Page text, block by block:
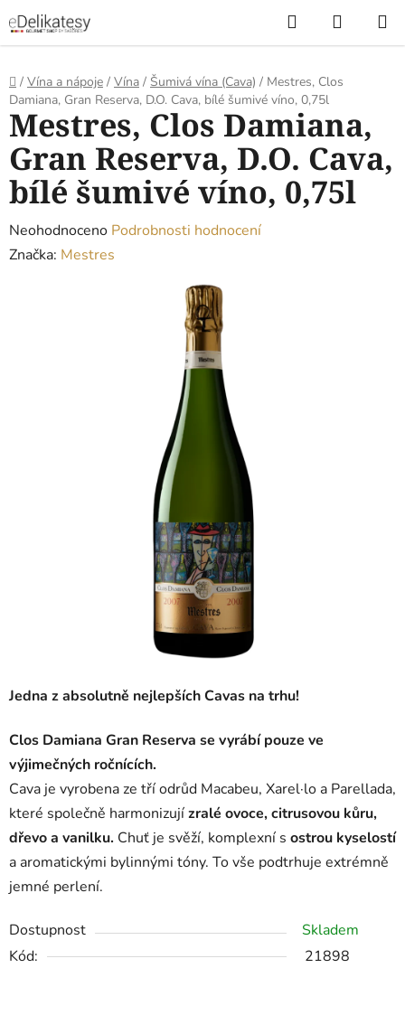
na
obsah
Hledat
KOŠÍK
Domů
/ Vína a nápoje / Vína / Šumivá vína (Cava) / Mestres, Clos
Damiana, Gran Reserva, D.O. Cava, bílé šumivé víno, 0,75l
Jedna z absolutně nejlepších Cavas na trhu!
Clos Damiana Gran Reserva se vyrábí pouze ve
výjimečných ročnících.
Cava je vyrobena ze tří odrůd Macabeu, Xarel·lo a Parellada,
které společně harmonizujízralé ovoce, citrusovou kůru,
dřevo a vanilku. Chuť je svěží, komplexní s ostrou kyselostí
a aromatickými bylinnými tóny. To vše podtrhuje extrémně
jemné perlení.
Dostupnost
Skladem
Kód:
21898
Mestres, Clos Damiana,
Gran Reserva, D.O. Cava,
bílé šumivé víno, 0,75l
Průměrné
hodnocení
Neohodnoceno Podrobnosti hodnocení
Značka: Mestres